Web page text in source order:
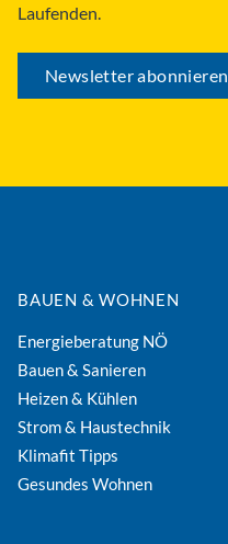
Laufenden.
Newsletter abonnieren
BAUEN & WOHNEN
Energieberatung NÖ
Bauen & Sanieren
Heizen & Kühlen
Strom & Haustechnik
Klimafit Tipps
Gesundes Wohnen